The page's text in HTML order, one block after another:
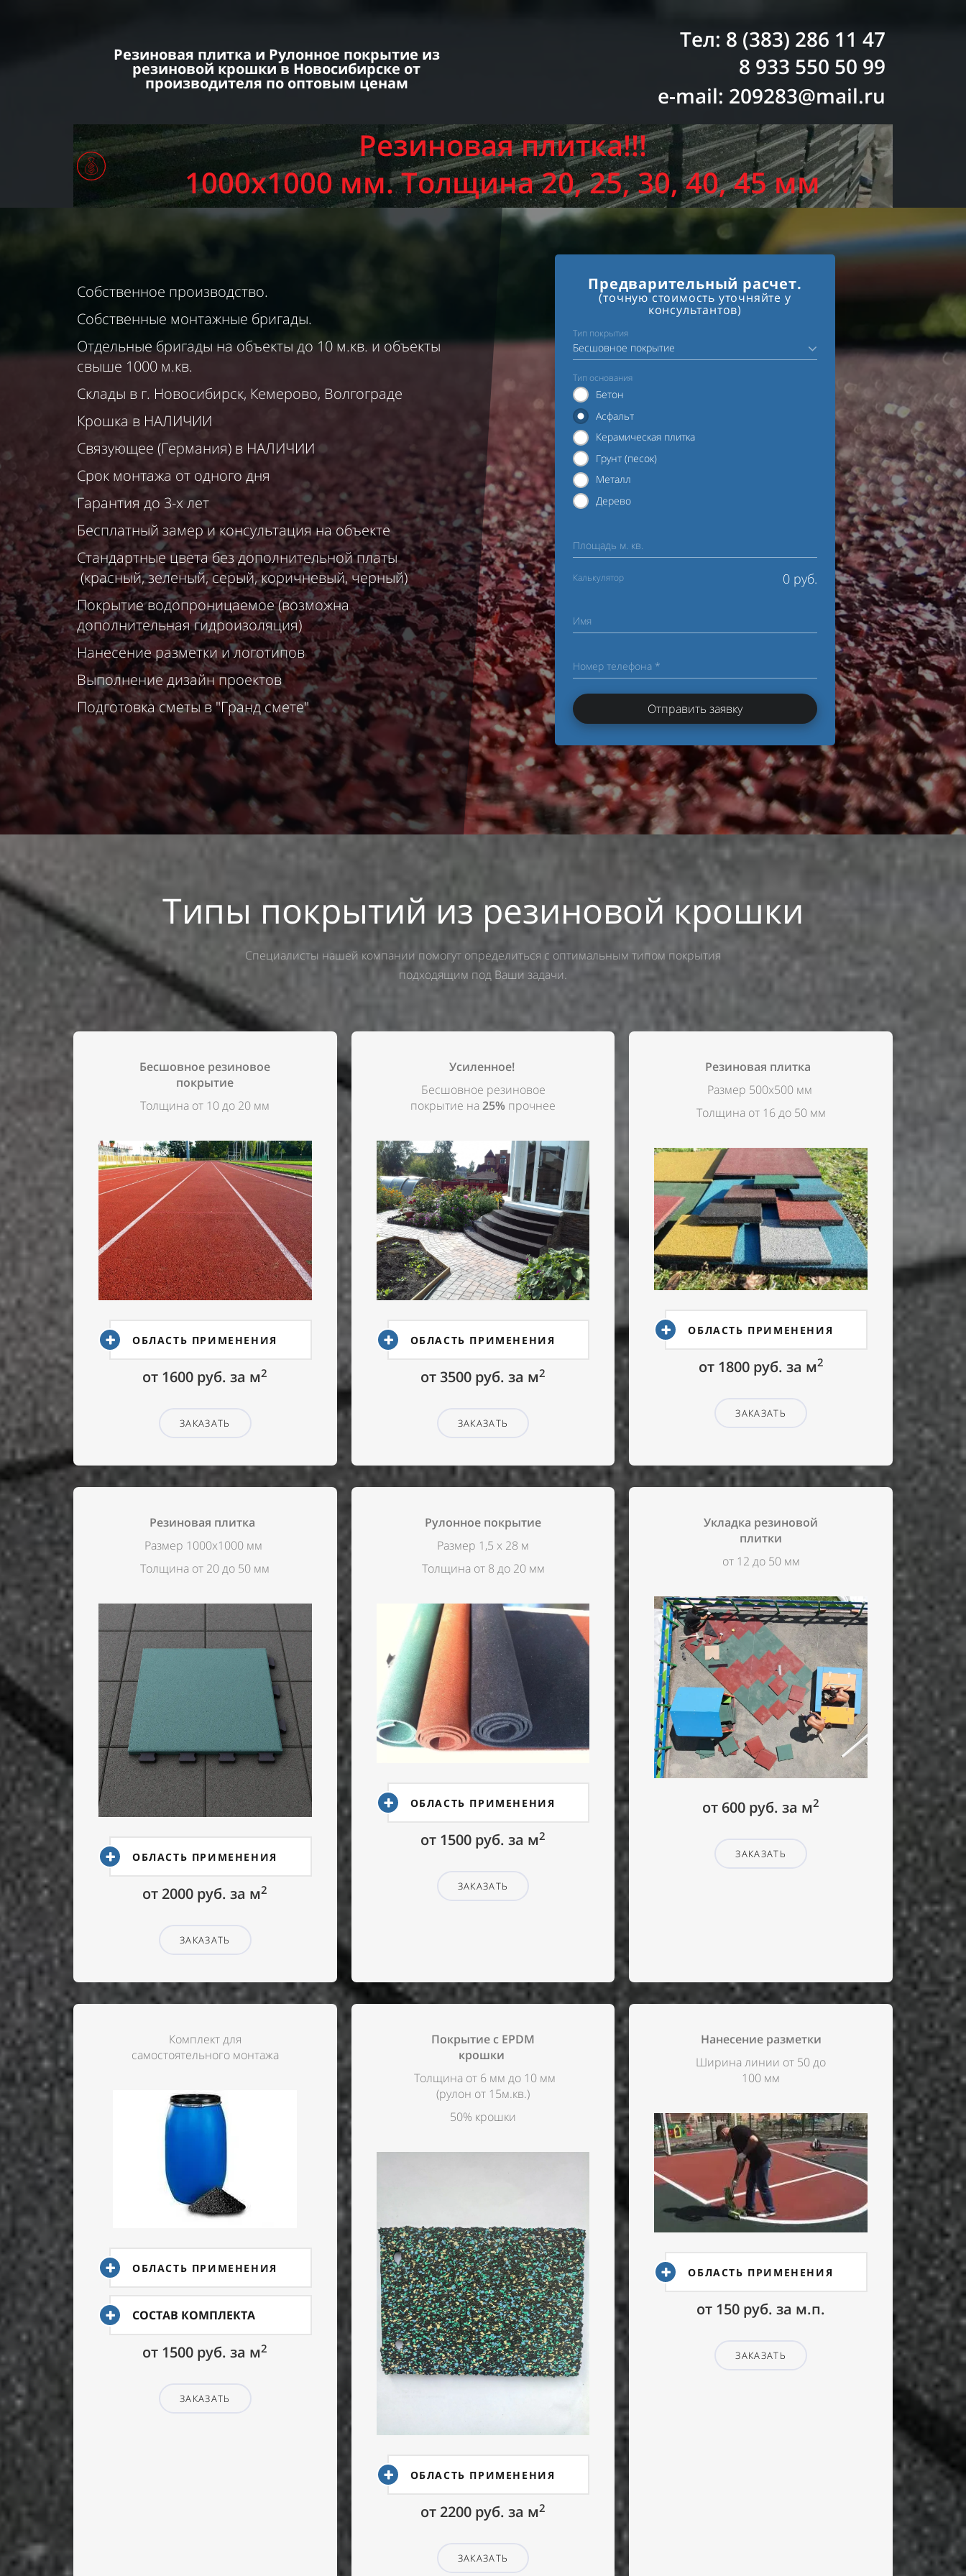
Резиновая плитка и Рулонное покрытие из
резиновой крошки в Новосибирске от
производителя по оптовым ценам
Тел: 8 (383) 286 11 47
8 933 550 50 99
e-mail: 209283@mail.ru
Резиновая плитка!!!
1000х1000 мм. Толщина 20, 25, 30, 40, 45 мм
Собственное производство.
Собственные монтажные бригады.
Отдельные бригады на объекты до 10 м.кв. и объекты
свыше 1000 м.кв.
Склады в г. Новосибирск, Кемерово, Волгограде
Крошка в НАЛИЧИИ
Связующее (Германия) в НАЛИЧИИ
Срок монтажа от одного дня
Гарантия до 3-х лет
Бесплатный замер и консультация на объекте
Стандартные цвета без дополнительной платы
(красный, зеленый, серый, коричневый, черный)
Покрытие водопроницаемое (возможна
дополнительная гидроизоляция)
Нанесение разметки и логотипов
Выполнение дизайн проектов
Подготовкасметы в "Гранд смете"
Предварительный расчет.
(точную стоимость уточняйте у
консультантов)
Тип покрытия
Бесшовное покрытие
Тип основания
Бетон
Асфальт
Керамическая плитка
Грунт (песок)
Металл
Дерево
Площадь м. кв.
Калькулятор 0 руб.
Имя
Номер телефона *
Отправить заявку
Типы покрытий из резиновой крошки
Специалисты нашей компании помогут определиться с оптимальным типом покрытия
подходящим под Ваши задачи.
Бесшовное резиновое
покрытие
Толщина от 10 до 20 мм
ОБЛАСТЬ ПРИМЕНЕНИЯ
от 1600 руб. за м2
ЗАКАЗАТЬ
Усиленное!
Бесшовное резиновое
покрытие на 25% прочнее
ОБЛАСТЬ ПРИМЕНЕНИЯ
от 3500 руб. за м2
ЗАКАЗАТЬ
Резиновая плитка
Размер 500х500 мм
Толщина от 16 до 50 мм
ОБЛАСТЬ ПРИМЕНЕНИЯ
от 1800 руб. за м2
ЗАКАЗАТЬ
Резиновая плитка
Размер 1000х1000 мм
Толщина от 20 до 50 мм
ОБЛАСТЬ ПРИМЕНЕНИЯ
от 2000 руб. за м2
ЗАКАЗАТЬ
Рулонное покрытие
Размер 1,5 х 28 м
Толщина от 8 до 20 мм
ОБЛАСТЬ ПРИМЕНЕНИЯ
от 1500 руб. за м2
ЗАКАЗАТЬ
Укладка резиновой
плитки
от 12 до 50 мм
от 600 руб. за м2
ЗАКАЗАТЬ
Комплект для
самостоятельного монтажа
ОБЛАСТЬ ПРИМЕНЕНИЯ
СОСТАВ КОМПЛЕКТА
от 1500 руб. за м2
ЗАКАЗАТЬ
Покрытие с EPDM
крошки
Толщина от 6 мм до 10 мм
(рулон от 15м.кв.)
50% крошки
ОБЛАСТЬ ПРИМЕНЕНИЯ
от 2200 руб. за м2
ЗАКАЗАТЬ
Нанесение разметки
Ширина линии от 50 до
100 мм
ОБЛАСТЬ ПРИМЕНЕНИЯ
от 150 руб. за м.п.
ЗАКАЗАТЬ